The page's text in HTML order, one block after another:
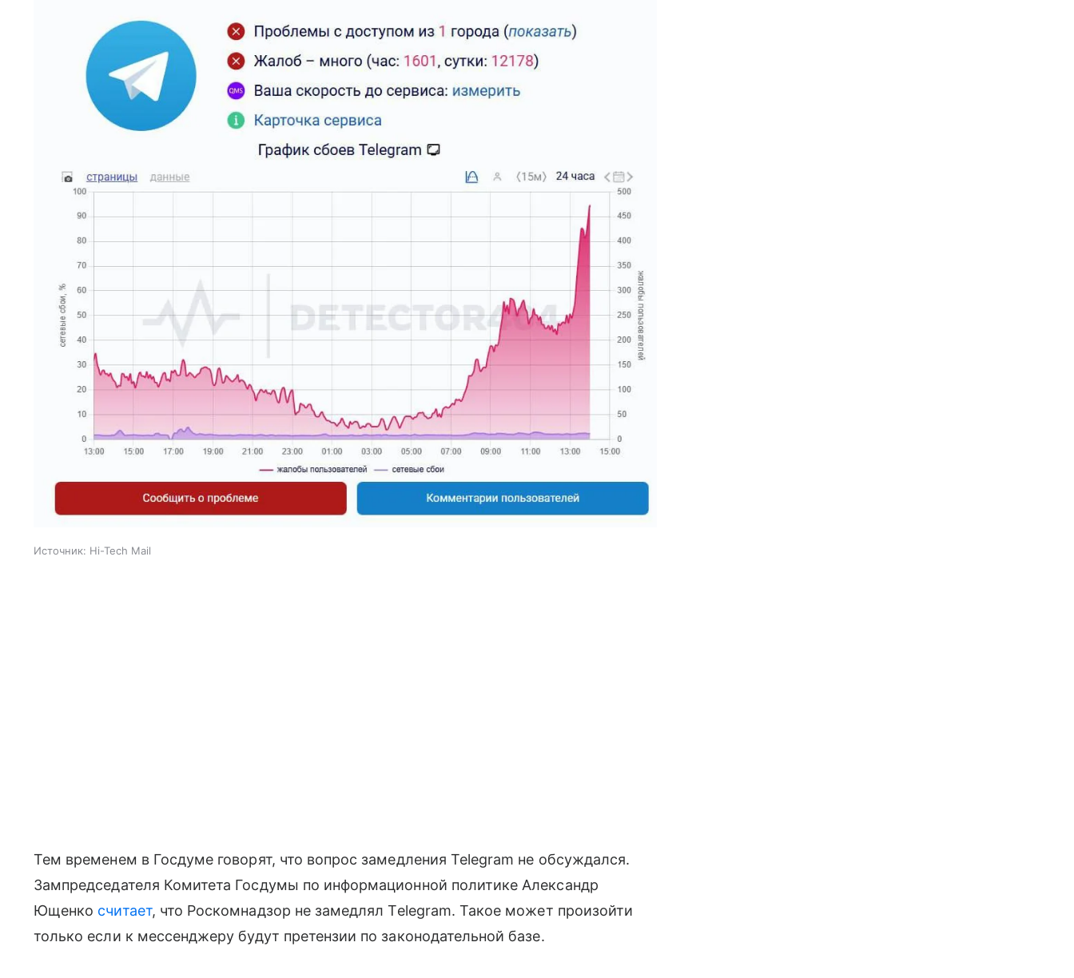
Источник: Hi-Tech Mail
Тем временем в Госдуме говорят, что вопрос замедления Telegram не обсуждался.
Зампредседателя Комитета Госдумы по информационной политике Александр
Ющенко считает, что Роскомнадзор не замедлял Telegram. Такое может произойти
только если к мессенджеру будут претензии по законодательной базе.